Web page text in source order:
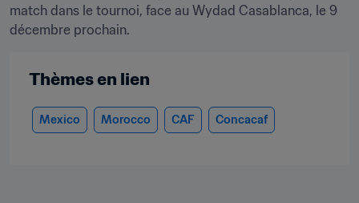
match dans le tournoi, face au Wydad Casablanca, le 9
décembre prochain.
Thèmes en lien
Mexico Morocco CAF Concacaf